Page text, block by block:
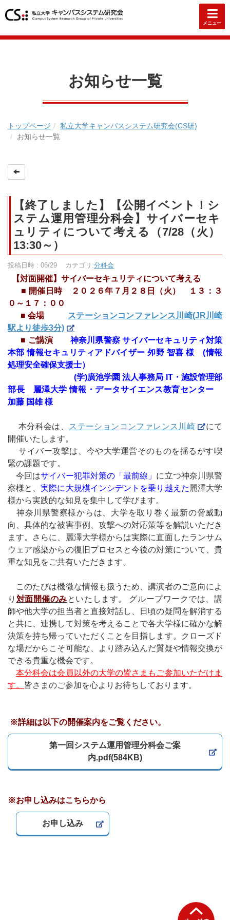
メニュー
お知らせ一覧
トップページ
私立大学キャンパスシステム研究会(CS研)
お知らせ一覧
【終了しました】【公開イベント！シ
ステム運用管理分科会】サイバーセキ
ュリティについて考える（7/28（火）
13:30～）
投稿日時 : 06/29 カテゴリ:分科会
【対面開催】サイバーセキュリティについて考える
■ 開催日時 ２０２６年７月２８日（火） １３：３
０～１７：００
■ 会場 ステーションコンファレンス川崎(JR川崎
駅より徒歩3分)
■ ご講演神奈川県警察 サイバーセキュリティ対策
本部 情報セキュリティアドバイザー 夘野 智喜 様 (情報
処理安全確保支援士）
(学)廣池学園 法人事務局 IT・施設管理部
部長 麗澤大学 情報・データサイエンス教育センター
加藤 国雄 様
本分科会は、 ステーションコンファレンス川崎
にて
開催いたします。
サイバー攻撃は、今や大学運営そのものを揺るがす喫
緊の課題です。
今回はサイバー犯罪対策の「最前線」 に立つ神奈川県警
察様と、実際に大規模インシデントを乗り越えた 麗澤大学
様から実践的な知見を集中して学びます。
神奈川県警察様からは、大学を取り巻く最新の脅威動
向、具体的な被害事例、攻撃への対応策等を解説いただき
ます。さらに、麗澤大学様からは実際に直面したランサム
ウェア感染からの復旧プロセスと今後の対策について、貴
重な知見をご共有いただきます。
このたびは機微な情報も扱うため、講演者のご意向によ
り 対面開催のみといたします。 グループワークでは、講
師や他大学の担当者と直接対話し、日頃の疑問を解消する
と共に、連携して対策を考えることで各大学様に確かな解
決策を持ち帰っていただくことを目指します。クローズド
な場だからこそ可能な、より踏み込んだ質疑や情報交換が
できる貴重な機会です。
本分科会は会員以外の大学の皆さまもご参加いただけま
す。 皆さまのご参加を心よりお待ちしております。
※詳細は以下の開催案内をご覧ください。
第一回システム運用管理分科会ご案
内.pdf(584KB)
※お申し込みはこちらから
お申し込み